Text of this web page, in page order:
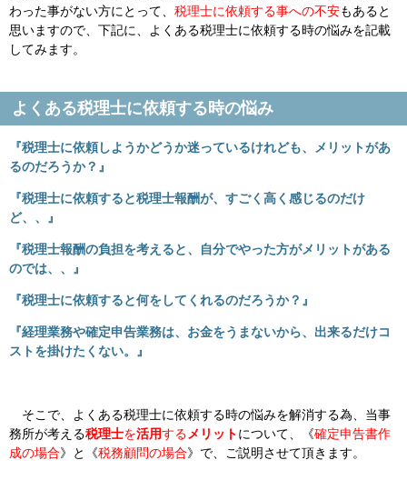
わった事がない方にとって、 税理士に依頼する事への不安もあると
思いますので、下記に、よくある税理士に依頼する時の悩みを記載
してみます。
よくある税理士に依頼する時の悩み
『税理士に依頼しようかどうか迷っているけれども、メリットがあ
るのだろうか？』
『税理士に依頼すると税理士報酬が、すごく高く感じるのだけ
ど、、』
『税理士報酬の負担を考えると、自分でやった方がメリットがある
のでは、、』
『税理士に依頼すると何をしてくれるのだろうか？』
『経理業務や確定申告業務は、お金をうまないから、出来るだけコ
ストを掛けたくない。』
そこで、よくある税理士に依頼する時の悩みを解消する為、当事
務所が考える税理士を活用するメリットについて、《確定申告書作
成の場合》と《税務顧問の場合》で、ご説明させて頂きます。